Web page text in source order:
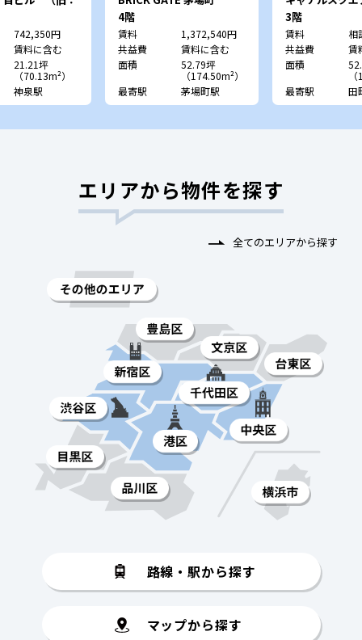
742,350円
賃料に含む
21.21坪
（70.13m²）
神泉駅
4階
賃料
1,372,540円
共益費
賃料に含む
面積
52.79坪
（174.50m²）
最寄駅
茅場町駅
3階
賃料
相
共益費
賃
面積
最寄駅
田
エリアから物件を探す
全てのエリアから探す
路線・駅から探す
マップから探す